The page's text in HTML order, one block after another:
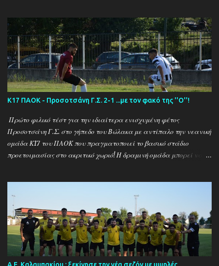
Ξηροποτάμος - Νευροκοπι 2-2 Α.Ο. Καβάλα - Αγ. Αθανάσιος 5-1
Μαυρόβατος - Αμπελοκηποι 0-2 Κ17 ΠΑΟΚ - Προσοτσάνη 2-1
(7/8) ------------------------------------------------------
--------- Ν. Αμισος - Νεοχώρι Σερρών 3-0
Κ17 ΠΑΟΚ - Προσοτσάνη Γ.Σ. 2-1 ...με τον φακό της ''Ο''!
Πρώτο φιλικό τέστ για την ιδιαίτερα ενισχυμένη φέτος
Προσοτσάνη Γ.Σ. στο γήπεδο του Βώλακα με αντίπαλο την νεανική
ομάδα Κ17 του ΠΑΟΚ που πραγματοποιεί το βασικό στάδιο
προετοιμασίας στο ακριτικό χωριό! Η δραμινή ομάδα μπορεί να
κινήσεις και σίγουρα θέλει τον απαραίτητο χρόνο για να ''δέσει''
ως σύνολο , με τον ''Ψηλό'' Γιάννη Ιωαννίδη να δίνει χρόνο
συμμετοχής σε όλους τους διαθέσιμους ποδοσφαιριστές.. Ο ΠΑΟΚ
προηγήθηκε με τον Ζέκα ωστόσο ο Μουρατίδης στο 30΄έφερε το
ματς στα ίσα για την δραμινή ομάδα (1-1) το οποίο και ήταν σκορ
ημιχρόνου... Στην επανάληψη οι δύο ομάδες έκαναν αρκετές
Α.Ε. Καλαμπακίου : ξεκίνησε την νέα σεζόν με υψηλές